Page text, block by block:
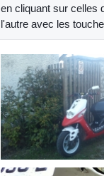
en cliquant sur celles
l'autre avec les